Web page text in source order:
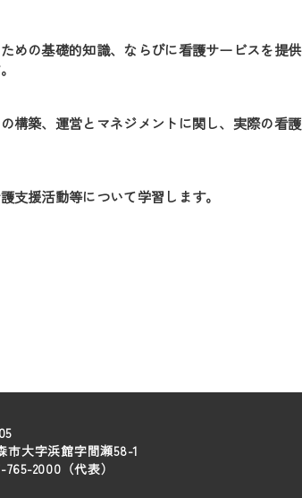
の基礎的知識、ならびに看護サービスを提
築、運営とマネジメントに関し、実際の看
援活動等について学習します。
市大字浜館字間瀬58-1
765-2000（代表）